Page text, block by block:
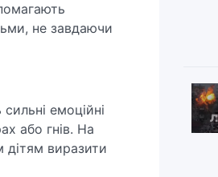
не завдаючи
емоційні
або гнів. На
виразити